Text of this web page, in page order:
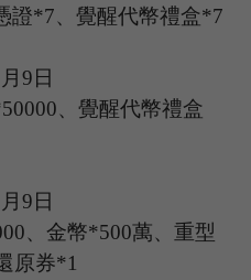
證*7、覺醒代幣禮盒*7
月9 日
50000、覺醒代幣禮盒
月9 日
、金幣*500萬、重型
原券*1